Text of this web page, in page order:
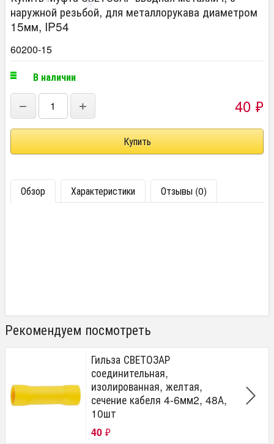
наружной резьбой, для металлорукава диаметром
15мм, IP54
60200-15
В наличии
− + 40 ₽
Обзор Характеристики Отзывы (0)
Рекомендуем посмотреть
Гильза СВЕТОЗАР
соединительная,
изолированная, желтая,
сечение кабеля 4-6мм2, 48А,
10шт
40 ₽